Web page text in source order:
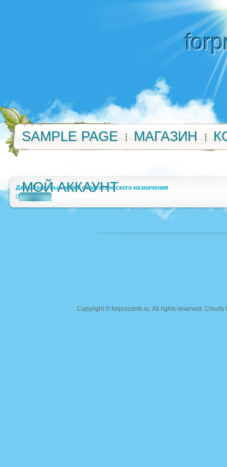
SAMPLE PAGE МАГАЗИН
МОЙ АККАУНТ
День Ракетных войск стратегического назначения
0
Copyright © forprazdnik.ru. All rights reserved.